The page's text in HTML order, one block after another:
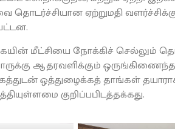
தொடர்ச்சியான ஏற்றுமதி
மீட்சியை நோக்கிச் செல்லும்
ஆதரவளிக்கும்
ஒத்துழைக்கத் தாங்கள்
குறிப்பபிடத்தக்கது.